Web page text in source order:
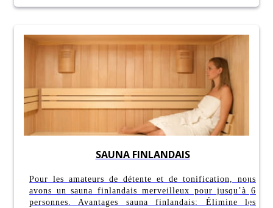
SAUNA FINLANDAIS
Pour les amateurs de détente et de tonification, nous
avons un sauna finlandais merveilleux pour jusqu’à 6
personnes. Avantages sauna finlandais: Élimine les